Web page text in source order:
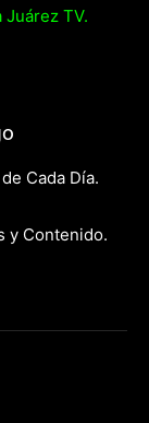
Juárez TV.
Cada Día.
y Contenido.